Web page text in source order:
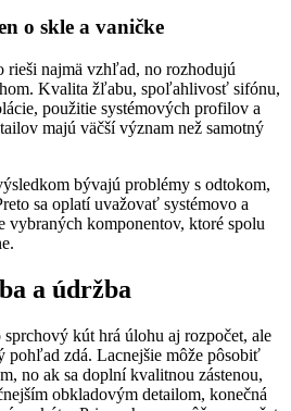
o skle a vaničke
rieši najmä vzhľad, no rozhodujú
Kvalita žľabu, spoľahlivosť sifónu,
použitie systémových profilov a
majú väčší význam než samotný
bývajú problémy s odtokom,
sa oplatí uvažovať systémovo a
vybraných komponentov, ktoré spolu
a údržba
kút hrá úlohu aj rozpočet, ale
pohľad zdá. Lacnejšie môže pôsobiť
no ak sa doplní kvalitnou zástenou,
obkladovým detailom, konečná